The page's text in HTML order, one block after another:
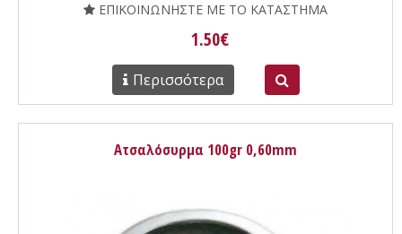
ΕΠΙΚΟΙΝΩΝΗΣΤΕ ΜΕ ΤΟ ΚΑΤΑΣΤΗΜΑ
1.50€
Περισσότερα
Ατσαλόσυρμα 100gr 0,60mm